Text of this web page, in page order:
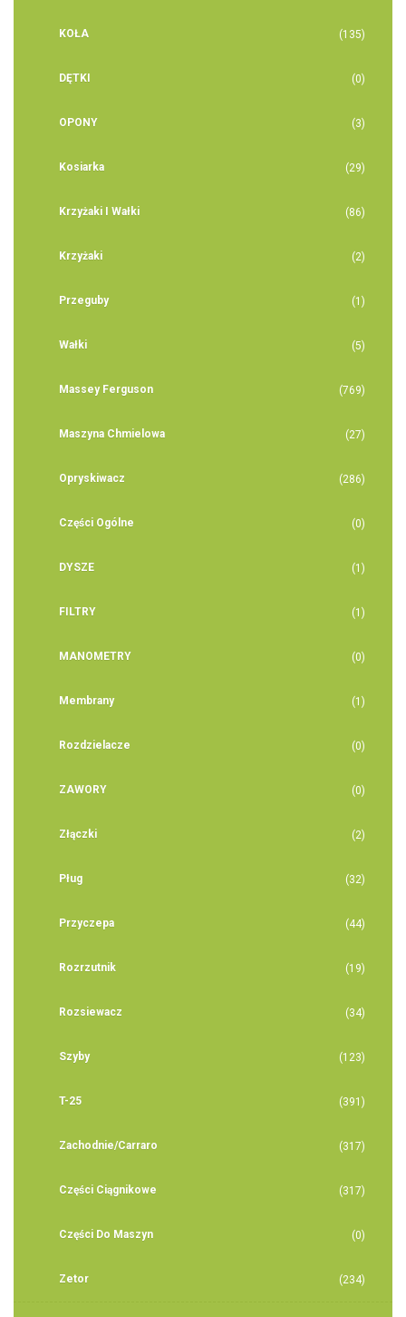
KOŁA (135)
DĘTKI (0)
OPONY (3)
Kosiarka (29)
Krzyżaki I Wałki (86)
Krzyżaki (2)
Przeguby (1)
Wałki (5)
Massey Ferguson (769)
Maszyna Chmielowa (27)
Opryskiwacz (286)
Części Ogólne (0)
DYSZE (1)
FILTRY (1)
MANOMETRY (0)
Membrany (1)
Rozdzielacze (0)
ZAWORY (0)
Złączki (2)
Pług (32)
Przyczepa (44)
Rozrzutnik (19)
Rozsiewacz (34)
Szyby (123)
T-25 (391)
Zachodnie/Carraro (317)
Części Ciągnikowe (317)
Części Do Maszyn (0)
Zetor (234)